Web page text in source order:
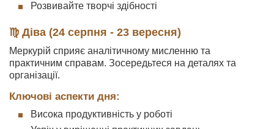
Розвивайте творчі здібності
♍ Діва (24 серпня - 23 вересня)
Меркурій сприяє аналітичному мисленню та
практичним справам. Зосередьтеся на деталях та
організації.
Ключові аспекти дня:
Висока продуктивність у роботі